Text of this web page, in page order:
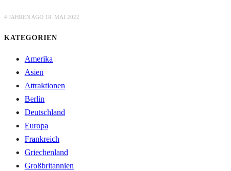
4 JAHREN AGO 18. MAI 2022
KATEGORIEN
Amerika
Asien
Attraktionen
Berlin
Deutschland
Europa
Frankreich
Griechenland
Großbritannien